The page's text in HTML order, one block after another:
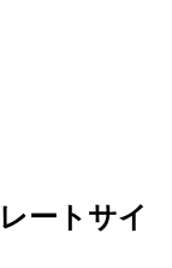
ートサイ